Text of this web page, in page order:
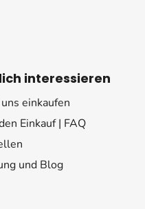
interessieren
einkaufen
Einkauf | FAQ
und Blog